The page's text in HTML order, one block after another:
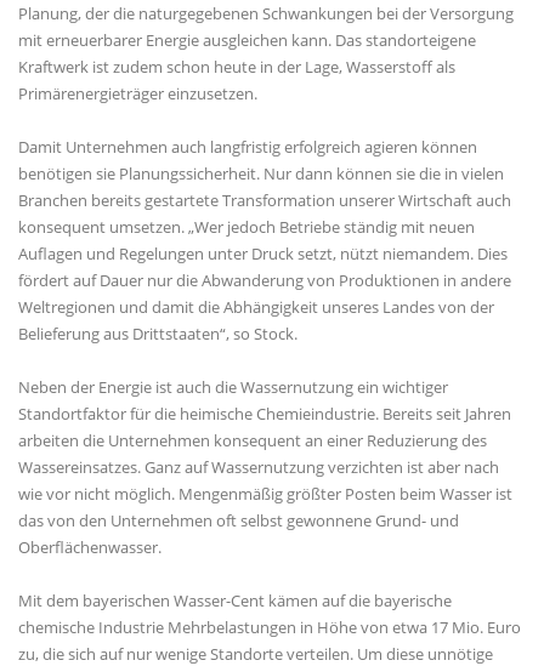
Planung, der die naturgegebenen Schwankungen bei der Versorgung
mit erneuerbarer Energie ausgleichen kann. Das standorteigene
Kraftwerk ist zudem schon heute in der Lage, Wasserstoff als
Primärenergieträger einzusetzen.
Damit Unternehmen auch langfristig erfolgreich agieren können
benötigen sie Planungssicherheit. Nur dann können sie die in vielen
Branchen bereits gestartete Transformation unserer Wirtschaft auch
konsequent umsetzen. „Wer jedoch Betriebe ständig mit neuen
Auflagen und Regelungen unter Druck setzt, nützt niemandem. Dies
fördert auf Dauer nur die Abwanderung von Produktionen in andere
Weltregionen und damit die Abhängigkeit unseres Landes von der
Belieferung aus Drittstaaten“, so Stock.
Neben der Energie ist auch die Wassernutzung ein wichtiger
Standortfaktor für die heimische Chemieindustrie. Bereits seit Jahren
arbeiten die Unternehmen konsequent an einer Reduzierung des
Wassereinsatzes. Ganz auf Wassernutzung verzichten ist aber nach
wie vor nicht möglich. Mengenmäßig größter Posten beim Wasser ist
das von den Unternehmen oft selbst gewonnene Grund- und
Oberflächenwasser.
Mit dem bayerischen Wasser-Cent kämen auf die bayerische
chemische Industrie Mehrbelastungen in Höhe von etwa 17 Mio. Euro
zu, die sich auf nur wenige Standorte verteilen. Um diese unnötige